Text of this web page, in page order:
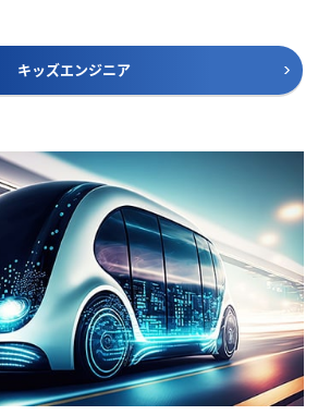
キッズエンジニア